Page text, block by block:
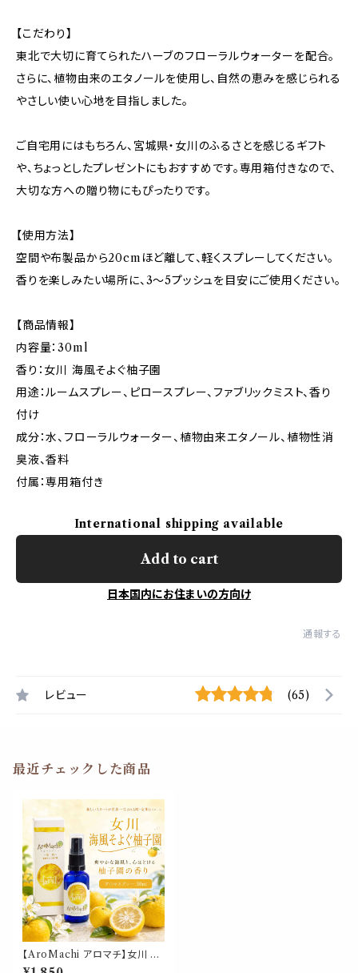
【こだわり】
東北で大切に育てられたハーブのフローラルウォーターを配合。
さらに、植物由来のエタノールを使用し、自然の恵みを感じられる
やさしい使い心地を目指しました。
ご自宅用にはもちろん、宮城県・女川のふるさとを感じるギフト
や、ちょっとしたプレゼントにもおすすめです。専用箱付きなので、
大切な方への贈り物にもぴったりです。
【使用方法】
空間や布製品から20cmほど離して、軽くスプレーしてください。
香りを楽しみたい場所に、3〜5プッシュを目安にご使用ください。
【商品情報】
内容量：30ml
香り：女川 海風そよぐ柚子園
用途：ルームスプレー、ピロースプレー、ファブリックミスト、香り
付け
成分：水、フローラルウォーター、植物由来エタノール、植物性消
臭液、香料
付属：専用箱付き
International shipping available
Add to cart
日本国内にお住まいの方向け
通報する
レビュー (65)
最近チェックした商品
【AroMachi アロマチ】女川 海
風そよぐ柚子園 アロマスプレー